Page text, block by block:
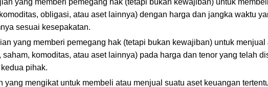
yang memberi pemegang hak (tetapi bukan kewajiban) untuk
obligasi, atau aset lainnya) dengan harga dan jangka waktu
sesuai kesepakatan.
yang memberi pemegang hak (tetapi bukan kewajiban) untuk menjual
saham, komoditas, atau aset lainnya) pada harga dan tenor yang telah
pihak.
yang mengikat untuk membeli atau menjual suatu aset keuangan